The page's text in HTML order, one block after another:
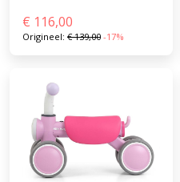
€ 116,00
Origineel: €139,00 -17%